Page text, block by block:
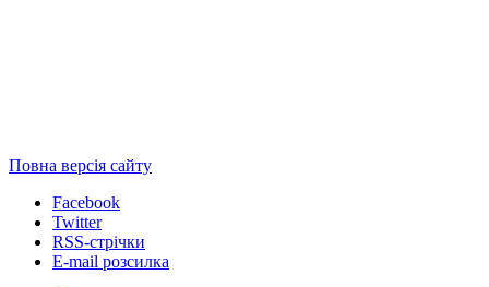
Повна версія сайту
Facebook
Twitter
RSS-стрічки
E-mail розсилка